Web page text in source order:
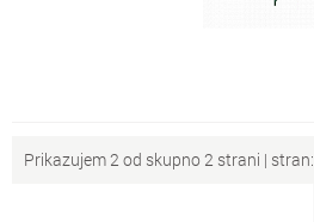
Prikazujem 2 od skupno 2 strani | stran: